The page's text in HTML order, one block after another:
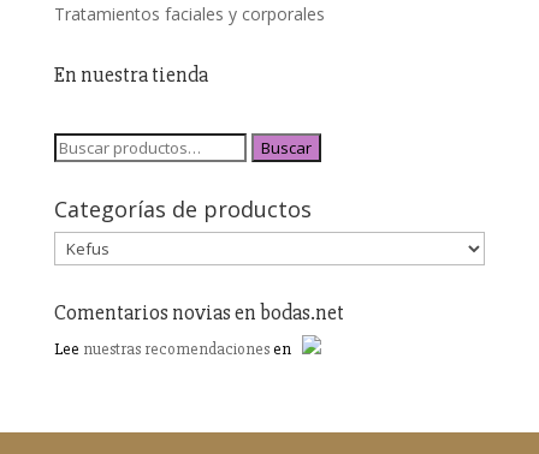
Tratamientos faciales y corporales
En nuestra tienda
Buscar
Categorías de productos
Comentarios novias en bodas.net
Lee nuestras recomendacionesen